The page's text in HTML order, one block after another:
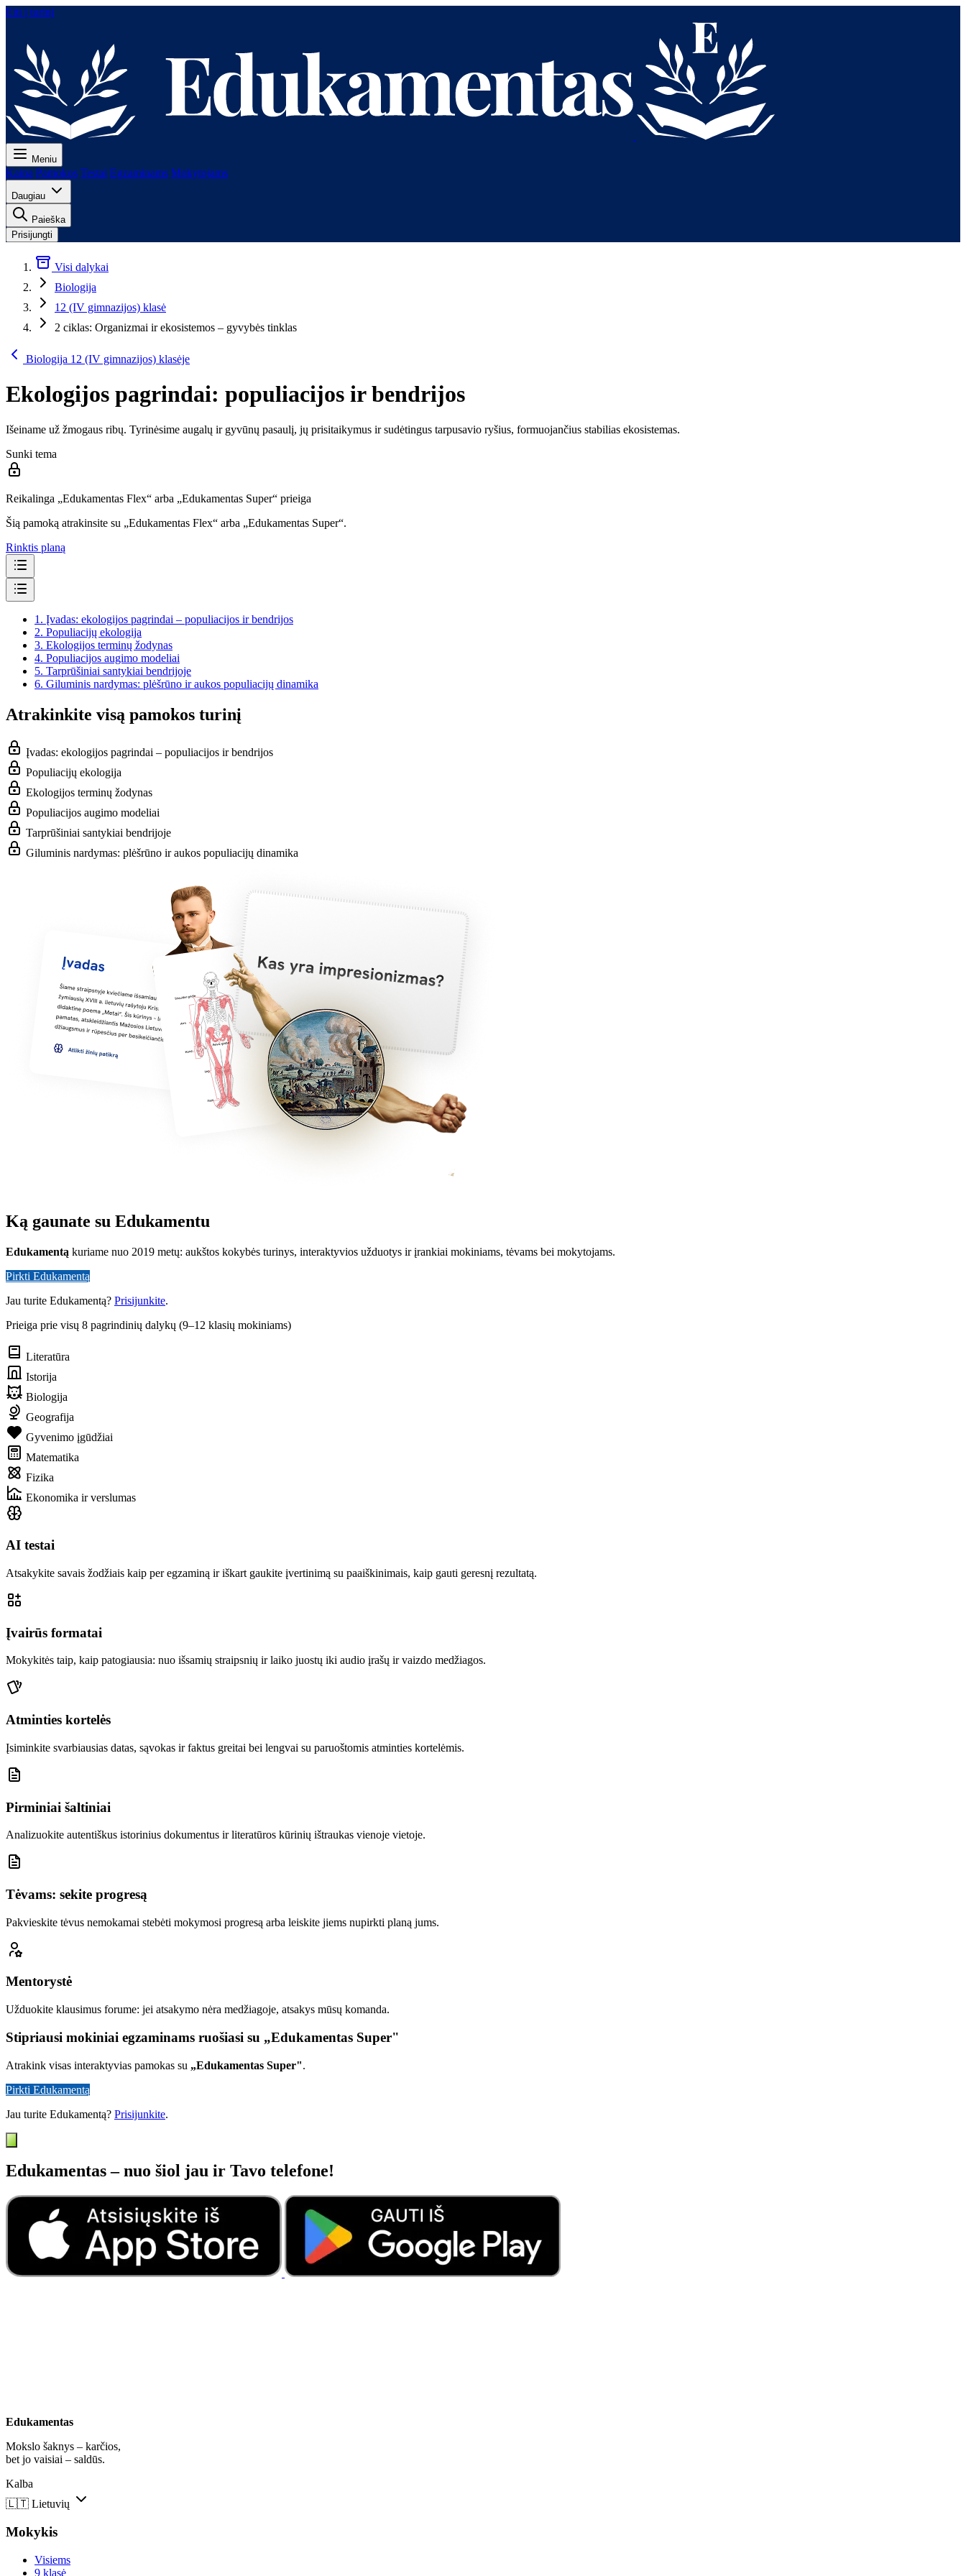
Eiti į turinį
Meniu
Kaina Pamokos Testai Egzaminams Mokytojams
Daugiau
Paieška
Prisijungti
Visi dalykai
Biologija
12 (IV gimnazijos) klasė
2 ciklas: Organizmai ir ekosistemos – gyvybės tinklas
Biologija 12 (IV gimnazijos) klasėje
Ekologijos pagrindai: populiacijos ir bendrijos
Išeiname už žmogaus ribų. Tyrinėsime augalų ir gyvūnų pasaulį, jų prisitaikymus ir sudėtingus tarpusavio ryšius, formuojančius stabilias ekosistemas.
Sunki tema
Reikalinga „Edukamentas Flex“ arba „Edukamentas Super“ prieiga
Šią pamoką atrakinsite su „Edukamentas Flex“ arba „Edukamentas Super“.
Rinktis planą
1. Įvadas: ekologijos pagrindai – populiacijos ir bendrijos
2. Populiacijų ekologija
3. Ekologijos terminų žodynas
4. Populiacijos augimo modeliai
5. Tarprūšiniai santykiai bendrijoje
6. Giluminis nardymas: plėšrūno ir aukos populiacijų dinamika
Atrakinkite visą pamokos turinį
Įvadas: ekologijos pagrindai – populiacijos ir bendrijos
Populiacijų ekologija
Ekologijos terminų žodynas
Populiacijos augimo modeliai
Tarprūšiniai santykiai bendrijoje
Giluminis nardymas: plėšrūno ir aukos populiacijų dinamika
Ką gaunate su Edukamentu
Edukamentą kuriame nuo 2019 metų: aukštos kokybės turinys, interaktyvios užduotys ir įrankiai mokiniams, tėvams bei mokytojams.
Pirkti Edukamentą
Jau turite Edukamentą? Prisijunkite.
Prieiga prie visų 8 pagrindinių dalykų (9–12 klasių mokiniams)
Literatūra
Istorija
Biologija
Geografija
Gyvenimo įgūdžiai
Matematika
Fizika
Ekonomika ir verslumas
AI testai
Atsakykite savais žodžiais kaip per egzaminą ir iškart gaukite įvertinimą su paaiškinimais, kaip gauti geresnį rezultatą.
Įvairūs formatai
Mokykitės taip, kaip patogiausia: nuo išsamių straipsnių ir laiko juostų iki audio įrašų ir vaizdo medžiagos.
Atminties kortelės
Įsiminkite svarbiausias datas, sąvokas ir faktus greitai bei lengvai su paruoštomis atminties kortelėmis.
Pirminiai šaltiniai
Analizuokite autentiškus istorinius dokumentus ir literatūros kūrinių ištraukas vienoje vietoje.
Tėvams: sekite progresą
Pakvieskite tėvus nemokamai stebėti mokymosi progresą arba leiskite jiems nupirkti planą jums.
Mentorystė
Užduokite klausimus forume: jei atsakymo nėra medžiagoje, atsakys mūsų komanda.
Stipriausi mokiniai egzaminams ruošiasi su „Edukamentas Super"
Atrakink visas interaktyvias pamokas su „Edukamentas Super".
Pirkti Edukamentą
Jau turite Edukamentą? Prisijunkite.
Edukamentas – nuo šiol jau ir Tavo telefone!
Edukamentas
Mokslo šaknys – karčios,
bet jo vaisiai – saldūs.
Kalba
🇱🇹 Lietuvių
Mokykis
Visiems
9 klasė